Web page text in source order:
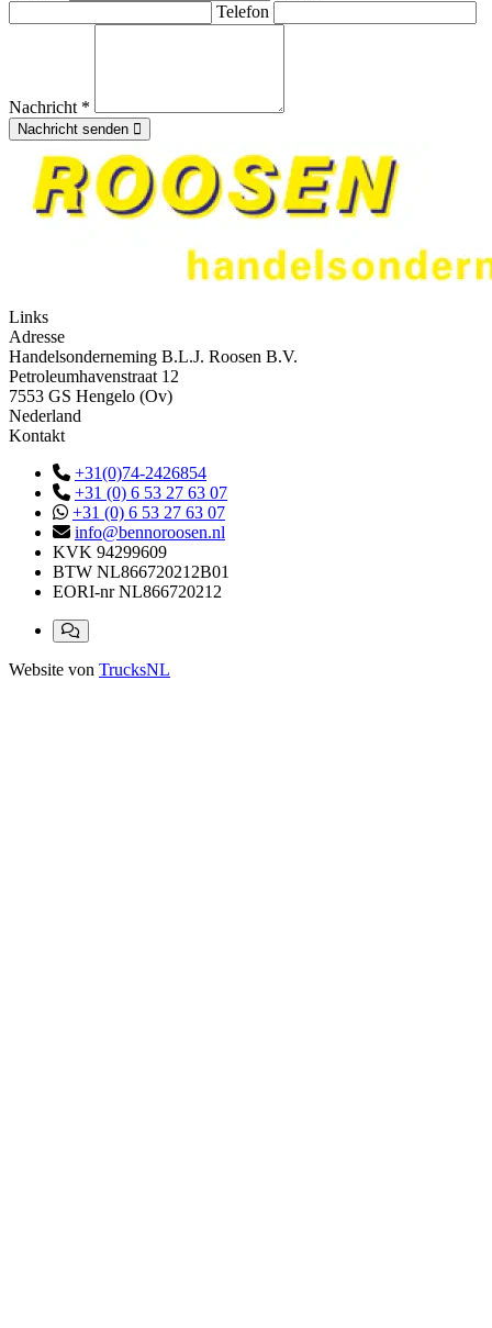
Telefon
Nachricht *
Nachricht senden
Links
Adresse
Handelsonderneming B.L.J. Roosen B.V.
Petroleumhavenstraat 12
7553 GS Hengelo (Ov)
Nederland
Kontakt
+31(0)74-2426854
+31 (0) 6 53 27 63 07
+31 (0) 6 53 27 63 07
info@bennoroosen.nl
KVK 94299609
BTW NL866720212B01
EORI-nrNL866720212
Website von TrucksNL